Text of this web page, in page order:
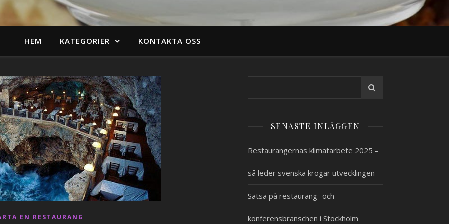
HEM KATEGORIER KONTAKTA OSS
EN RESTAURANG
SENASTE INLÄGGEN
Restaurangernas klimatarbete 2025 –
så leder svenska krogar utvecklingen
Satsa på restaurang- och
konferensbranschen i Stockholm